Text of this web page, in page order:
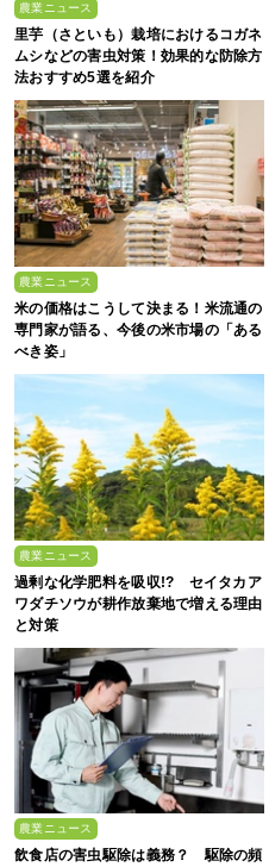
農業ニュース
里芋（さといも）栽培におけるコガネ
ムシなどの害虫対策！効果的な防除方
法おすすめ5選を紹介
農業ニュース
米の価格はこうして決まる！米流通の
専門家が語る、今後の米市場の「ある
べき姿」
農業ニュース
過剰な化学肥料を吸収!? セイタカア
ワダチソウが耕作放棄地で増える理由
と対策
農業ニュース
飲食店の害虫駆除は義務？ 駆除の頻